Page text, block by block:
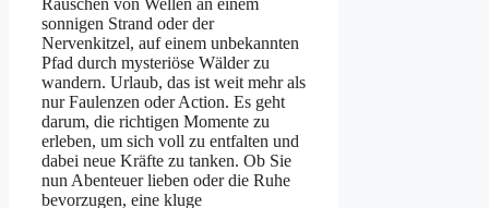
Rauschen von Wellen an einem
sonnigen Strand oder der
Nervenkitzel, auf einem unbekannten
Pfad durch mysteriöse Wälder zu
wandern. Urlaub, das ist weit mehr als
nur Faulenzen oder Action. Es geht
darum, die richtigen Momente zu
erleben, um sich voll zu entfalten und
dabei neue Kräfte zu tanken. Ob Sie
nun Abenteuer lieben oder die Ruhe
bevorzugen, eine kluge